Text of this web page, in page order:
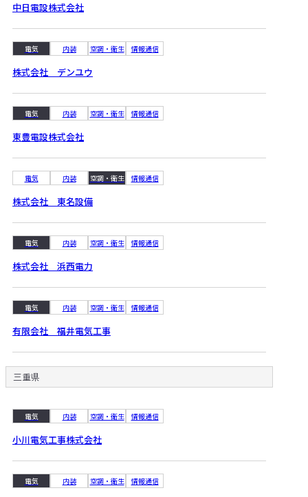
中日電設株式会社
電気 内装 空調・衛生 情報通信
株式会社 デンユウ
電気 内装 空調・衛生 情報通信
東豊電設株式会社
電気 内装 空調・衛生 情報通信
株式会社 東名設備
電気 内装 空調・衛生 情報通信
株式会社 浜西電力
電気 内装 空調・衛生 情報通信
有限会社 福井電気工事
三重県
電気 内装 空調・衛生 情報通信
小川電気工事株式会社
電気 内装 空調・衛生 情報通信